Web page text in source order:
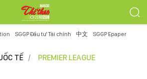
SGGP Đầu tư Tài chính 中文 SGGP Epaper
TẾ PREMIER LEAGUE